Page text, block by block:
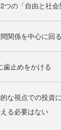
つの「自由と社会
関係を中心に回
歯止めをかける
な視点での投資
る必要はない